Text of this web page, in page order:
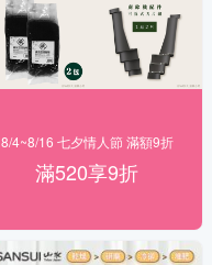
8/4~8/16 七夕情人節 滿額9折
滿520享9折